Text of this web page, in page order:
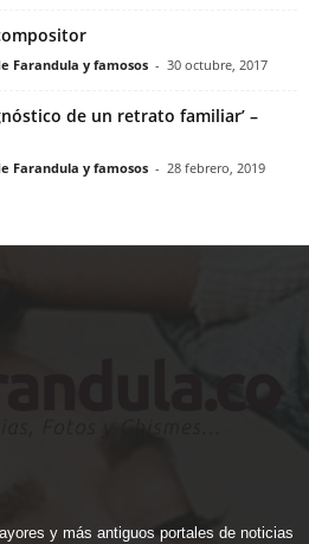
Farandula y famosos - 30 octubre, 2017
de un retrato familiar’ –
Farandula y famosos - 28 febrero, 2019
y más antiguos portales de noticias